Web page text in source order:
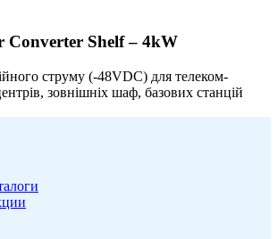
Converter Shelf – 4kW
струму (-48VDC) для телеком-
зовнішніх шаф, базових станцій